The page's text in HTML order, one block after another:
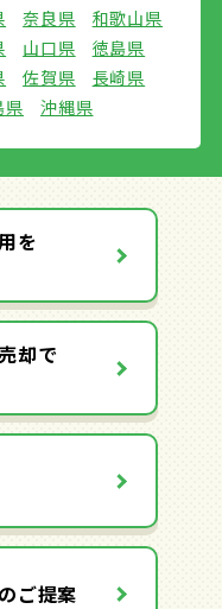
奈良県
和歌山県
山口県
徳島県
佐賀県
長崎県
県 沖縄県
を
却で
ご提案